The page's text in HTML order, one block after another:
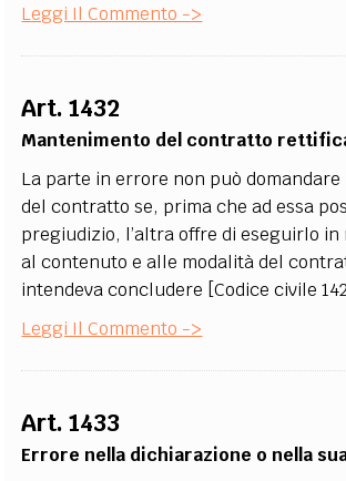
Leggi Il Commento ->
Art. 1432
Mantenimento del contratto
La parte in errore non può domandare
del contratto se, prima che ad essa
pregiudizio, l’altra offre di eseguirlo in
al contenuto e alle modalità del
intendeva concludere [Codice civile
Leggi Il Commento ->
Art. 1433
Errore nella dichiarazione o nella